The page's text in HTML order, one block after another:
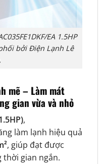
EA 1.5HP
bởi Điện Lạnh Lê
mẽ – Làm mát
gian vừa và nhỏ
,
làm lạnh hiệu quả
, giúp đạt được
gian ngắn.